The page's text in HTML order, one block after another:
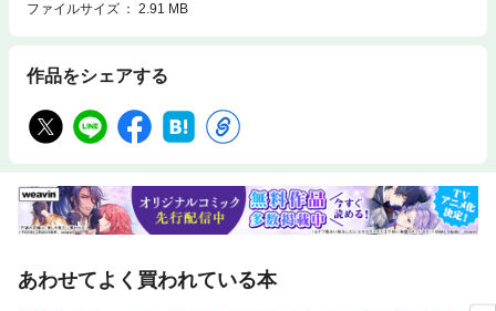
ファイルサイズ
2.91 MB
作品をシェアする
あわせてよく買われている本